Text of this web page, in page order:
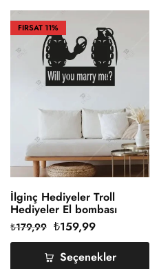
FIRSAT11%
İlginç Hediyeler Troll
Hediyeler El bombası
Benimle Evlenir misin ?
₺179,99 ₺159,99
Seçenekler